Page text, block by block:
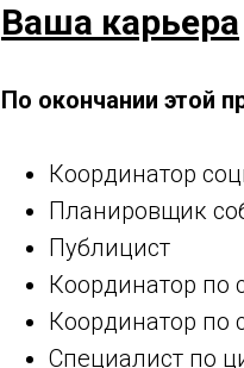
Ваша карьера
По окончании этой
Координатор
Планировщик
Публицист
Координатор по
Координатор по
Специалист по